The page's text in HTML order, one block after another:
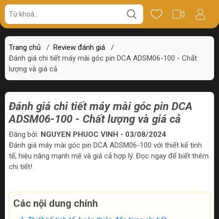
Trang chủ / Review đánh giá
/
Đánh giá chi tiết máy mài góc pin DCA ADSM06-100 - Chất
lượng và giá cả
Đánh giá chi tiết máy mài góc pin DCA
ADSM06-100 - Chất lượng và giá cả
Đăng bởi: NGUYEN PHUOC VINH - 03/08/2024
Đánh giá máy mài góc pin DCA ADSM06-100 với thiết kế tinh
tế, hiệu năng mạnh mẽ và giá cả hợp lý. Đọc ngay để biết thêm
chi tiết!
Các nội dung chính